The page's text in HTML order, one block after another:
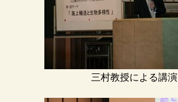
三村教授による講演